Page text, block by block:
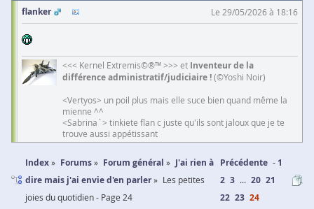
flanker
Le 29/05/2026 à 18:16
<<< Kernel Extremis©®™ >>> et Inventeur de la
différence administratif/judiciaire !(©Yoshi Noir)
<Vertyos> un poil plus mais elle suce bien quand même la
mienne ^^
<Sabrina`> tinkiete flan c juste qu'ils sont jaloux que je te
trouve aussi appétissant
Index Forums Forum général
J'ai rien à
dire mais j'ai envie d'en parler
Les petites
joies du quotidien - Page 24
Précédente
1
2 3 ... 20 21
22 23 24